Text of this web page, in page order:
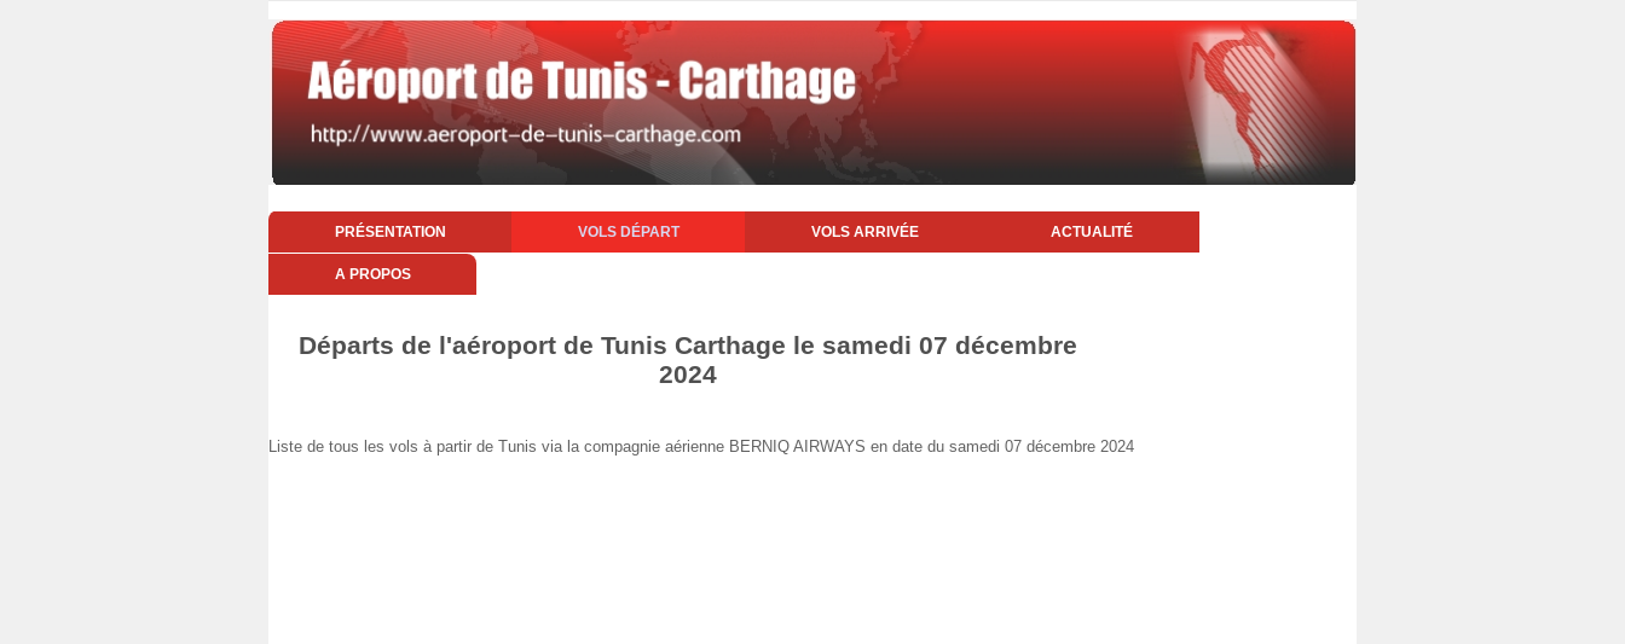
PRÉSENTATION VOLS DÉPART VOLS ARRIVÉE ACTUALITÉ
A PROPOS
Départs de l'aéroport de Tunis Carthage le samedi 07 décembre
2024
Liste de tous les vols à partir de Tunis via la compagnie aérienne BERNIQ AIRWAYS en date du samedi 07 décembre 2024